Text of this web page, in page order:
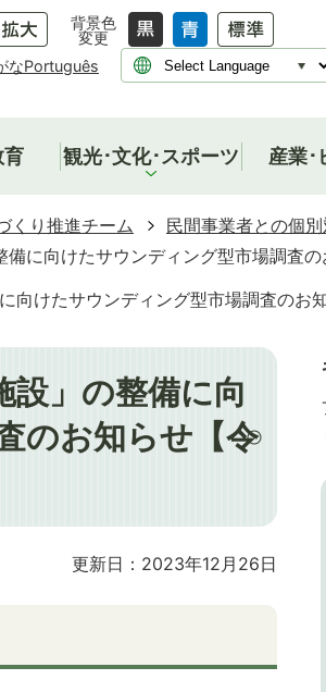
背景色
変更
なPortuguês
育 観光･文化･スポーツ 産業･
くり推進チーム
民間事業者との個
備に向けたサウンディング型市場調査の
向けたサウンディング型市場調査のお
設」の整備に向
のお知らせ【令
更新日：2023年12月26日